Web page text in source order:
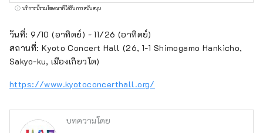
ญี่ปุ่นจะจัดขึ้นในช่วงเวลาเดียวกันหกเดือนกับงาน
เข้าร่วม 158 แห่ง และองค์กรระหว่างประเทศ 7
แห่ง ผ่านเครือข่ายที่จะเกิดขึ้น ณ สถานที่จัดงาน
Expo และในเกียวโต โอซาก้า คันไซ และทั่ว
ระหว่างวัฒนธรรมและศิลปะ เศรษฐกิจ และสังคม
งาน Expo จะเป็นโอกาสในการขยายวงกว้างของ
บริการนี้รวมโฆษณาที่ได้รับการสนับสนุน
วันที่: 9/10 (อาทิตย์) - 11/26 (อาทิตย์)
สถานที่: Kyoto Concert Hall (26, 1-1 Shimogamo Hankicho,
Sakyo-ku, เมืองเกียวโต)
https://www.kyotoconcerthall.org/
บทความโดย